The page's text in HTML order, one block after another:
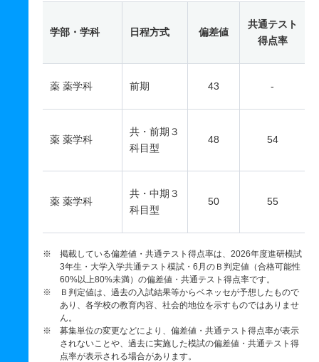
学部・学科 日程方式 偏差値
共通テスト
得点率
薬 薬学科 前期 43 -
薬 薬学科
共・前期３
科目型
48 54
薬 薬学科
共・中期３
科目型
50 55
※ 掲載している偏差値・共通テスト得点率は、2026年度進研模試
3年生・大学入学共通テスト模試・6月のＢ判定値（合格可能性
60%以上80%未満）の偏差値・共通テスト得点率です。
※ Ｂ判定値は、過去の入試結果等からベネッセが予想したもので
あり、各学校の教育内容、社会的地位を示すものではありませ
ん。
※ 募集単位の変更などにより、偏差値・共通テスト得点率が表示
されないことや、過去に実施した模試の偏差値・共通テスト得
点率が表示される場合があります。